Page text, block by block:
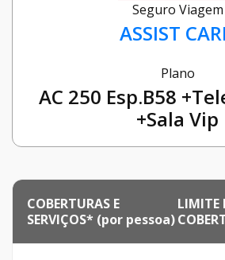
Seguro Viagem
ASSIST
Plano
AC 250 Esp.B58
+Sala Vip
COBERTURAS E
SERVIÇOS* (por pessoa)
LIMITE